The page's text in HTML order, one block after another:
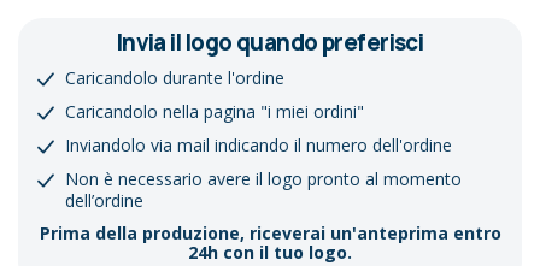
Invia il logo quando preferisci
Caricandolo durante l'ordine
Caricandolo nella pagina "i miei ordini"
Inviandolo via mail indicando il numero dell'ordine
Non è necessario avere il logo pronto al momento
dell’ordine
Prima della produzione, riceverai un'anteprima entro
24h con il tuo logo.